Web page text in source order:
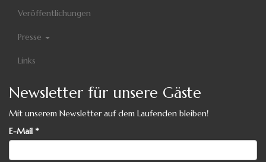
Veröffentlichungen
Presse
Links
Newsletter für unsere Gäste
Mit unserem Newsletter auf dem Laufenden bleiben!
E-Mail *